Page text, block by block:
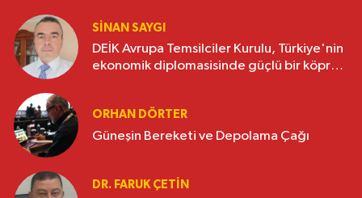
SINAN SAYGI
DEİK Avrupa Temsilciler Kurulu, Türkiye'nin
ekonomik diplomasisinde güçlü bir köprü
ORHAN DÖRTER
Güneşin Bereketi ve Depolama Çağı
DR. FARUK ÇETİN